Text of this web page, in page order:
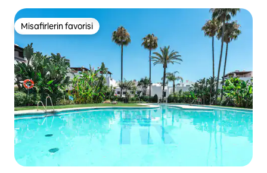
Misafirlerin favorisi
Misafirlerin favorisi